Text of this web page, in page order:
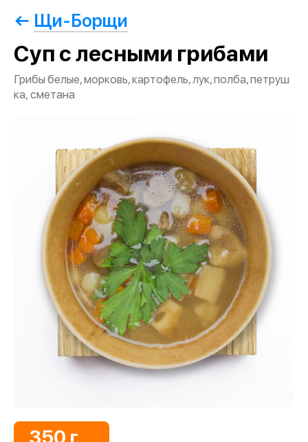
Щи-Борщи
Суп с лесными грибами
Грибы белые, морковь, картофель, лук, полба, петруш
ка, сметана
350 г